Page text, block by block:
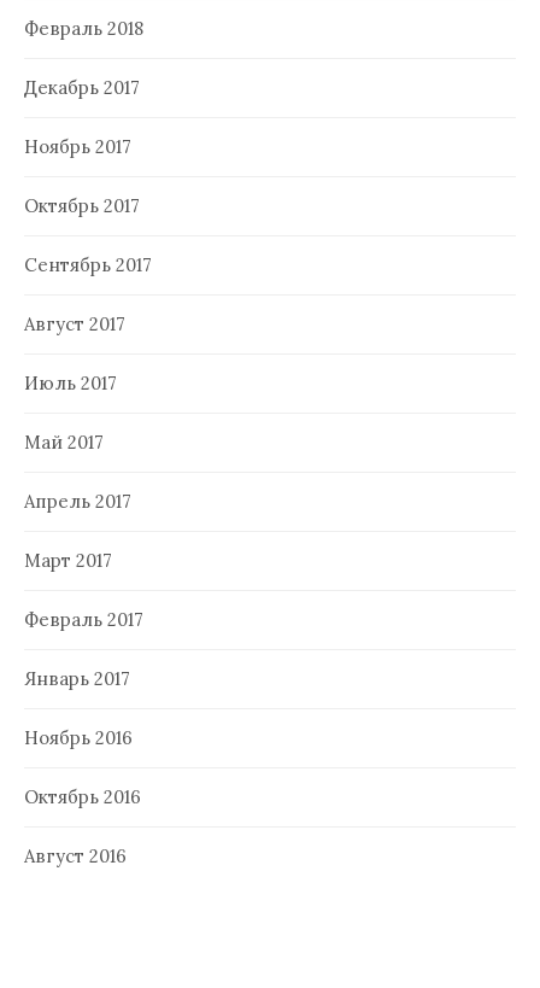
Февраль 2018
Декабрь 2017
Ноябрь 2017
Октябрь 2017
Сентябрь 2017
Август 2017
Июль 2017
Май 2017
Апрель 2017
Март 2017
Февраль 2017
Январь 2017
Ноябрь 2016
Октябрь 2016
Август 2016